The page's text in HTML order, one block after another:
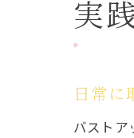
実
日常に
バストア